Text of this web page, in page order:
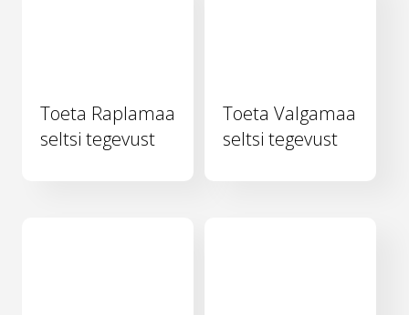
Toeta Raplamaa
seltsi tegevust
Toeta Valgamaa
seltsi tegevust